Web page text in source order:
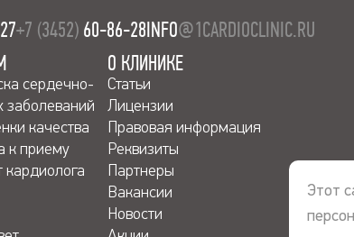
+7 (3452) 60-86-28INFO@1CARDIOCLINIC.RU
сердечно-
заболеваний
качества
к приему
кардиолога
О КЛИНИКЕ
Статьи
Лицензии
Правовая информация
Реквизиты
Партнеры
Вакансии
Новости
Этот